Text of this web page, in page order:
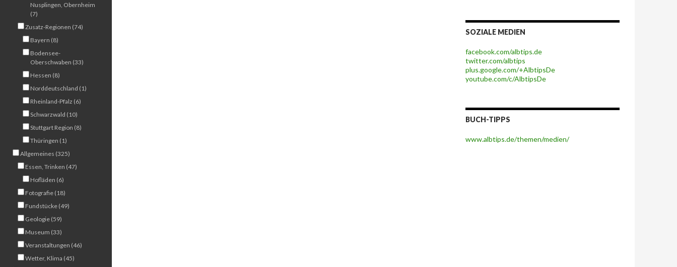
SOZIALE MEDIEN
facebook.com/albtips.de
twitter.com/albtips
plus.google.com/+AlbtipsDe
youtube.com/c/AlbtipsDe
BUCH-TIPPS
www.albtips.de/themen/medien/
Nusplingen, Obernheim
(7)
Zusatz-Regionen (74)
Bayern (8)
Bodensee-
Oberschwaben (33)
Hessen (8)
Norddeutschland (1)
Rheinland-Pfalz (6)
Schwarzwald (10)
Stuttgart Region (8)
Thüringen (1)
Allgemeines (325)
Essen, Trinken (47)
Hofläden (6)
Fotografie (18)
Fundstücke (49)
Geologie (59)
Museum (33)
Veranstaltungen (46)
Wetter, Klima (45)